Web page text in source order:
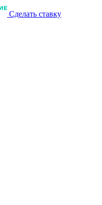
Сделать ставку